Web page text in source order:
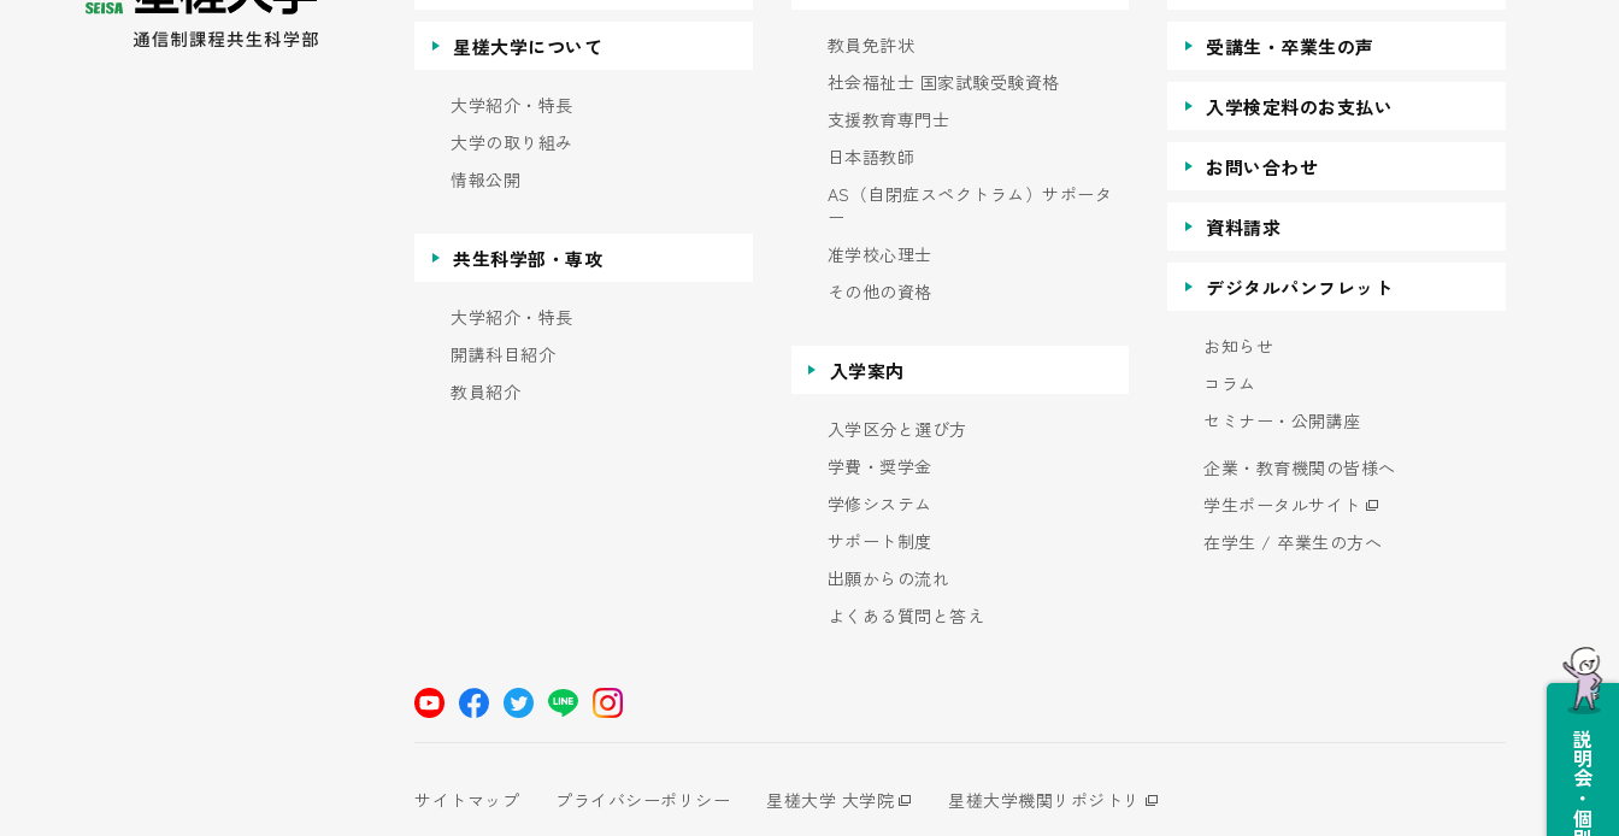
星槎大学について
大学紹介・特長
大学の取り組み
情報公開
共生科学部・専攻
大学紹介・特長
開講科目紹介
教員紹介
教員免許状
社会福祉士 国家試験受験資格
支援教育専門士
日本語教師
AS（自閉症スペクトラム）サポータ
ー
准学校心理士
その他の資格
入学案内
入学区分と選び方
学費・奨学金
学修システム
サポート制度
出願からの流れ
よくある質問と答え
受講生・卒業生の声
入学検定料のお支払い
お問い合わせ
資料請求
デジタルパンフレット
お知らせ
コラム
セミナー・公開講座
企業・教育機関の皆様へ
学生ポータルサイト
在学生 / 卒業生の方へ
サイトマップ プライバシーポリシー 星槎大学 大学院
星槎大学機関リポジトリ